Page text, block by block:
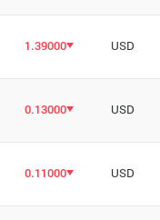
1.39000 USD
0.13000 USD
0.11000 USD